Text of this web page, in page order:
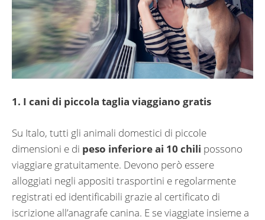
1. I cani di piccola taglia viaggiano gratis
Su Italo, tutti gli animali domestici di piccole
dimensioni e di peso inferiore ai 10 chili possono
viaggiare gratuitamente. Devono però essere
alloggiati negli appositi trasportini e regolarmente
registrati ed identificabili grazie al certificato di
iscrizione all’anagrafe canina. E se viaggiate insieme a